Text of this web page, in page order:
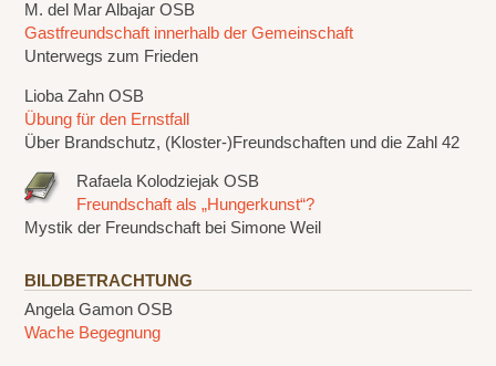
M. del Mar Albajar OSB
Gastfreundschaft innerhalb der Gemeinschaft
Unterwegs zum Frieden
Lioba Zahn OSB
Übung für den Ernstfall
Über Brandschutz, (Kloster-)Freundschaften und die Zahl 42
Rafaela Kolodziejak OSB
Freundschaft als „Hungerkunst“?
Mystik der Freundschaft bei Simone Weil
BILDBETRACHTUNG
Angela Gamon OSB
Wache Begegnung